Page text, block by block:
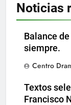
Noticias
Balance
siempre.
Centro
Textos
Francisco